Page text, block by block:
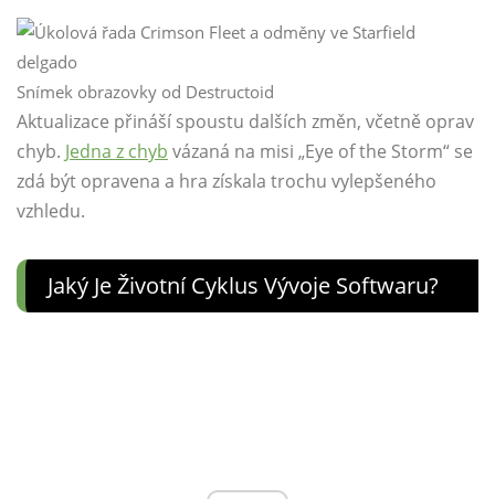
Snímek obrazovky od Destructoid
Aktualizace přináší spoustu dalších změn, včetně oprav
chyb. Jedna z chyb vázaná na misi „Eye of the Storm“ se
zdá být opravena a hra získala trochu vylepšeného
vzhledu.
Jaký Je Životní Cyklus Vývoje Softwaru?